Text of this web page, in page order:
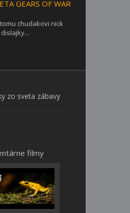
GEARS OF WAR
chudakovi nick
zo sveta zábavy
filmy